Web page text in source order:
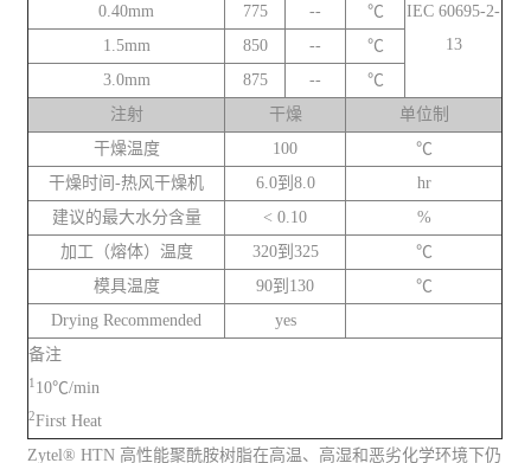
IEC 60695-2-
13
0.40mm 775 --
℃
1.5mm
850 --
℃
3.0mm
875 --
℃
注射
干燥
单位制
干燥温度
100
℃
干燥时间-热风干燥机
6.0到8.0
hr
建议的最大水分含量
< 0.10
%
加工（熔体）温度
320到325
℃
模具温度
90到130
℃
Drying Recommended
yes
备注
1 10℃/min
2First Heat
Zytel® HTN 高性能聚酰胺树脂在高温、高湿和恶劣化学环境下仍